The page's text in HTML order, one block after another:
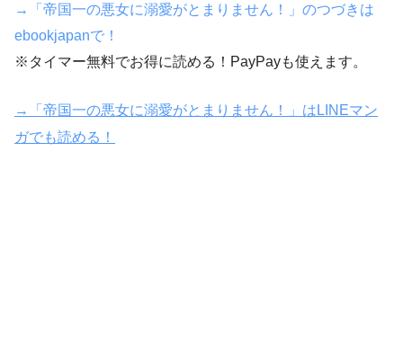
→「帝国一の悪女に溺愛がとまりません！」のつづきは
ebookjapanで！
※タイマー無料でお得に読める！PayPayも使えます。
→「帝国一の悪女に溺愛がとまりません！」はLINEマン
ガでも読める！